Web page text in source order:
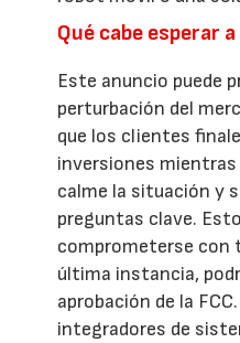
Qué cabe esperar
Este anuncio puede
perturbación del
que los clientes
inversiones mientras
calme la situación y
preguntas clave.
comprometerse con
última instancia,
aprobación de la
integradores de